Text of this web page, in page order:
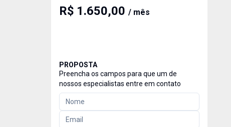
R$ 1.650,00 / mês
PROPOSTA
Preencha os campos para que um de
nossos especialistas entre em contato